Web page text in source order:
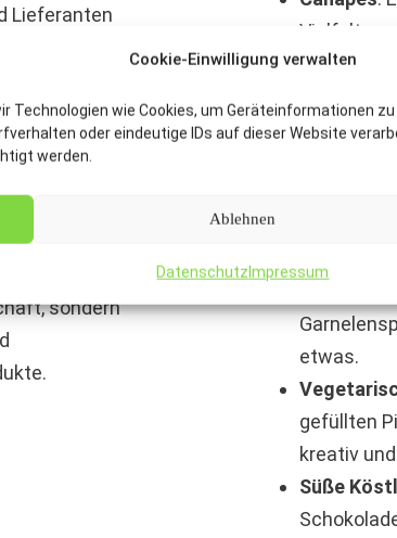
Cookie-Einwilligung verwalten
Technologien wie Cookies, um Geräteinformationen
oder eindeutige IDs auf dieser Website
werden.
Ablehnen
DatenschutzImpressum
Lieferanten
zu beziehen,
frischen
die
sondern
Vielfalt
veganem
Mini
einer
etwas.
gefüllten
kreativ
Süße